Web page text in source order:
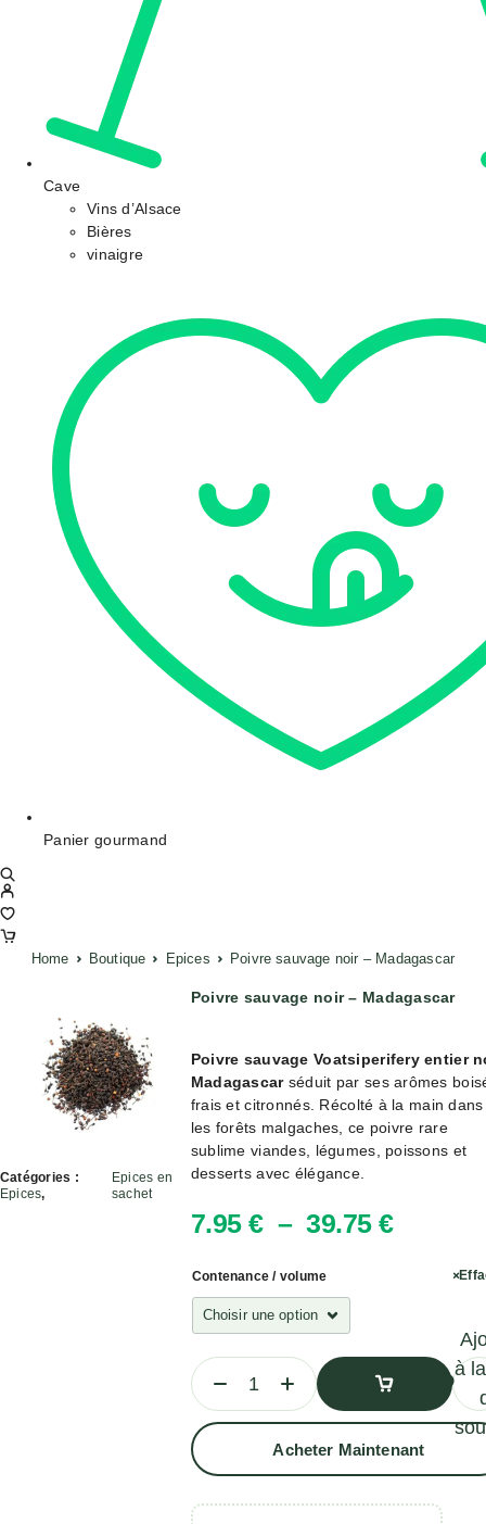
Cave
Vins d’Alsace
Bières
vinaigre
Panier gourmand
Home Boutique Epices Poivre sauvage noir – Madagascar
Catégories :
Epices,
Epices en
sachet
Poivre sauvage noir – Madagascar
Poivre sauvage Voatsiperifery entier
Madagascarséduit par ses arômes
frais et citronnés. Récolté à la main dans
les forêts malgaches, ce poivre rare
sublime viandes, légumes, poissons et
desserts avec élégance.
7.95€ – 39.75€
Contenance / volume
Au
à
Acheter Maintenant